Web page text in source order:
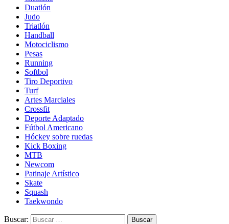
Duatlón
Judo
Triatlón
Handball
Motociclismo
Pesas
Running
Softbol
Tiro Deportivo
Turf
Artes Marciales
Crossfit
Deporte Adaptado
Fútbol Americano
Hóckey sobre ruedas
Kick Boxing
MTB
Newcom
Patinaje Artístico
Skate
Squash
Taekwondo
Buscar: